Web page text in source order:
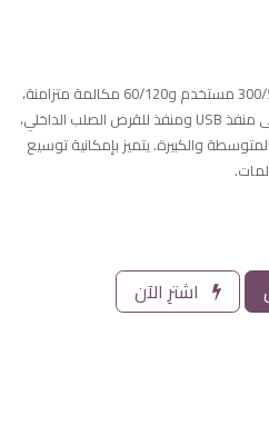
Yeastar P570. يدعم ما يصل إلى 300/500 مستخدم و60/120 مكالمة متزامنة،
مع منفذين إيثرنت جيجابت. يحتوي على منفذ USB ومنفذ للقرص الصلب الداخلي،
والكبيرة. يتميز بإمكانية توسيع
اشترِ الآن